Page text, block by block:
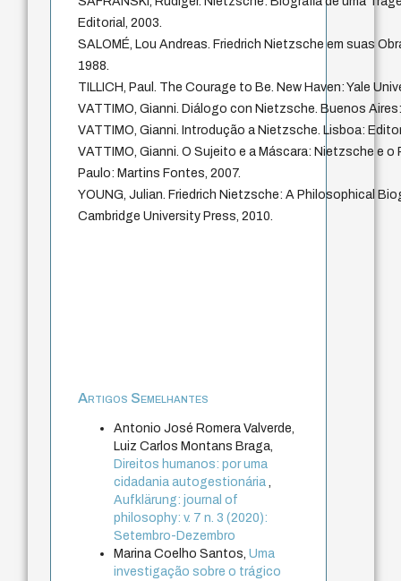
Editorial, 2003.
SALOMÉ, Lou Andreas. Friedrich Nietzsche em suas
1988.
TILLICH, Paul. The Courage to Be. New Haven: Yale
VATTIMO, Gianni. Diálogo con Nietzsche. Buenos
VATTIMO, Gianni. Introdução a Nietzsche. Lisboa:
VATTIMO, Gianni. O Sujeito e a Máscara: Nietzsche e o
Paulo: Martins Fontes, 2007.
YOUNG, Julian. Friedrich Nietzsche: A Philosophical
Cambridge University Press, 2010.
Artigos Semelhantes
Antonio José Romera Valverde,
Luiz Carlos Montans Braga,
Direitos humanos: por uma
cidadania autogestionária,
Aufklärung: journal of
philosophy: v. 7 n. 3 (2020):
Setembro-Dezembro
Marina Coelho Santos,Uma
investigação sobre o trágico